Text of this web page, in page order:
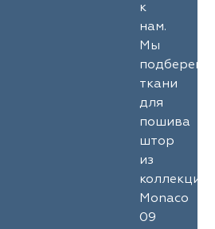
к
нам.
Мы
подберем
ткани
для
пошива
штор
из
Monaco
09